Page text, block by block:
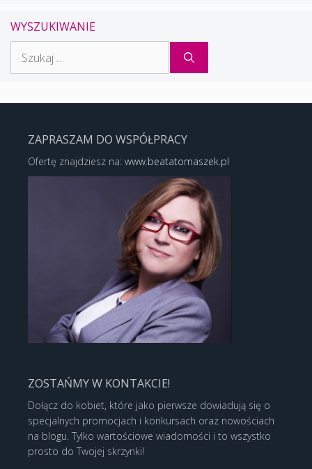
WYSZUKIWANIE
ZAPRASZAM DO WSPÓŁPRACY
Ofertę znajdziesz na: www.beatatomaszek.pl
ZOSTAŃMY W KONTAKCIE!
Dołącz do kobiet, które jako pierwsze dowiadują się o
specjalnych promocjach i konkursach oraz nowościach
na blogu. Tylko wartościowe wiadomości i to wszystko
prosto do Twojej skrzynki!